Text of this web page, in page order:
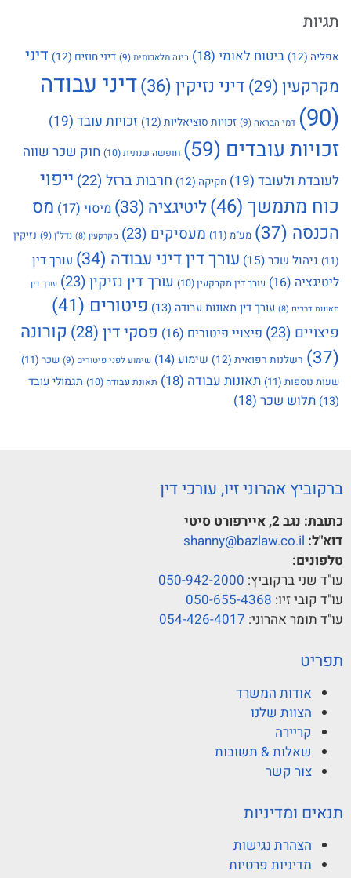
תגיות
אפליה (12) ביטוח לאומי (18) בינה מלאכותית(9) דיני חוזים (12)
דיני
מקרקעין (29) דיני נזיקין (36)
דיני עבודה
(90)
דמי הבראה(9) זכויות סוציאליות (12) זכויות עובד (19)
זכויות עובדים (59) חופשה שנתית(10)
חוק שכר שווה
לעובדת ולעובד (19) חקיקה (12) חרבות ברזל (22)
ייפוי
כוח מתמשך (46) ליטיגציה (33) מיסוי (17)
מס
הכנסה (37) מע"מ (11) מעסיקים (23) מקרקעין (8) נדל"ן(9)
נזיקין
(11)
ניהול שכר(15) עורך דין דיני עבודה (34)
עורך דין
ליטיגציה (16) עורך דין מקרקעין(10) עורך דין נזיקין(23) עורך דין
תאונות דרכים (8) עורך דין תאונות עבודה (13) פיטורים (41)
פיצויים (23) פיצויי פיטורים (16) פסקי דין (28)
קורונה
(37)
רשלנות רפואית (12) שימוע(14) שימוע לפני פיטורים (9) שכר (11)
שעות נוספות (11) תאונות עבודה (18) תאונת עבודה (10)
תגמולי עובד
(13)
תלוש שכר (18)
ברקוביץ אהרוני זיו, עורכי דין
כתובת: נגב 2, איירפורט סיטי
דוא"ל: shanny@bazlaw.co.il
טלפונים:
עו"ד שני ברקוביץ: 050-942-2000
עו"ד קובי זיו: 050-655-4368
עו"ד תומר אהרוני: 054-426-4017
תפריט
אודות המשרד
הצוות שלנו
קריירה
שאלות & תשובות
צור קשר
תנאים ומדיניות
הצהרת נגישות
מדיניות פרטיות